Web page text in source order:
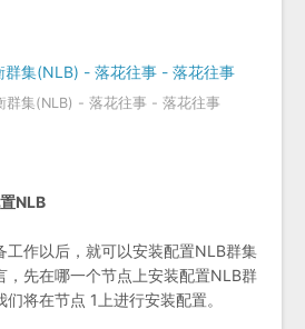
群集(NLB) - 落花往事 - 落花往事
NLB
作以后，就可以安装配置NLB群集
，先在哪一个节点上安装配置NLB群
将在节点 1上进行安装配置。